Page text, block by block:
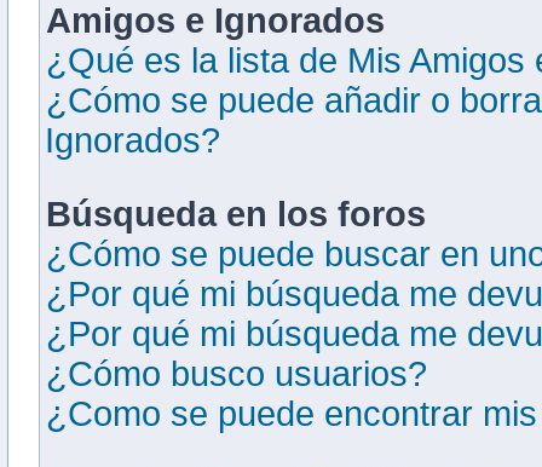
Amigos e Ignorados
¿Qué es la lista de Mis Amigos
¿Cómo se puede añadir o
Ignorados?
Búsqueda en los foros
¿Cómo se puede buscar en
¿Por qué mi búsqueda me
¿Por qué mi búsqueda me
¿Cómo busco usuarios?
¿Como se puede encontrar